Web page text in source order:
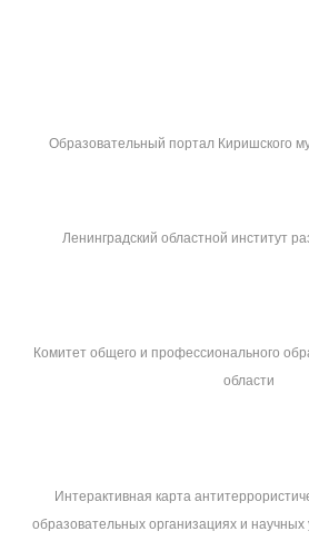
Образовательный портал Киришского
Ленинградский областной институт
Комитет общего и профессионального
области
Интерактивная карта
образовательных организациях и научных